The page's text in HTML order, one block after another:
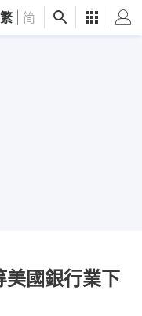
繁 简
美國銀行業下